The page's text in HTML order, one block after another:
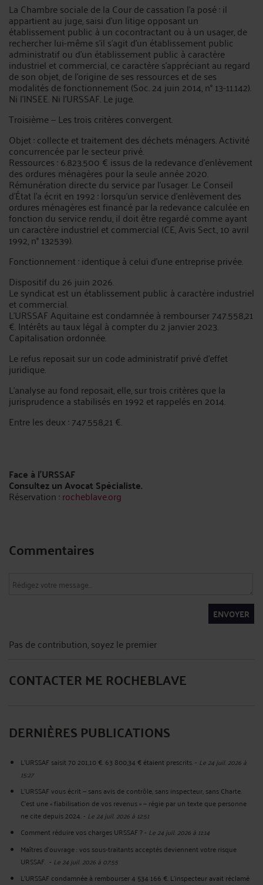
La Chambre sociale de la Cour de cassation l'a posé : il
appartient au juge, saisi d'un litige opposant un
établissement public à un cocontractant ou à un usager, de
rechercher lui-même s'il s'agit d'un établissement public
administratif ou d'un établissement public à caractère
industriel et commercial, ce caractère s'appréciant au regard
de son objet, de l'origine de ses ressources et de ses
modalités de fonctionnement (Soc. 24 juin 2014, n° 13-11.142).
Ni l'INSEE. Ni l'URSSAF. Le juge.
Troisième — Les trois critères convergent.
Objet : collecte et traitement des déchets ménagers. Activité
concurrencée par le secteur privé.
Ressources : 6.823.500 € issus de la redevance d'enlèvement
des ordures ménagères pour la seule année 2020.
Rémunération directe du service par l'usager. Le Conseil
d'État l'a écrit en 1992 : lorsqu'un service d'enlèvement des
ordures ménagères est financé par la redevance calculée en
fonction du service rendu, il doit être regardé comme ayant
un caractère industriel et commercial (CE, Avis Sect., 10 avril
1992, n° 132539).
Fonctionnement : identique à celui d'une entreprise privée.
Dispositif du 26 juin 2026.
Le syndicat est un établissement public à caractère industriel
et commercial.
L'URSSAF Aquitaine est condamnée à rembourser 747.558,21
€. Intérêts au taux légal à compter du 2 janvier 2023.
Capitalisation ordonnée.
Le refus reposait sur un code administratif privé d'effet
juridique.
L'analyse au fond reposait, elle, sur trois critères que la
jurisprudence a stabilisés en 1992 et rappelés en 2014.
Entre les deux : 747.558,21 €.
Face à l’URSSAF
Consultez un Avocat Spécialiste.
Réservation :rocheblave.org
Commentaires
ENVOYER
Pas de contribution, soyez le premier
CONTACTER ME ROCHEBLAVE
DERNIÈRES PUBLICATIONS
L'URSSAF saisit 70 201,10 €. 63 800,34 € étaient prescrits.- Le 24 juil. 2026 à
15:27
L'URSSAF vous écrit — sans avis de contrôle, sans inspecteur, sans Charte.
C'est une « fiabilisation de vos revenus » — régie par un texte que personne
ne cite depuis 2024.- Le 24 juil. 2026 à 12:51
Comment réduire vos charges URSSAF ?- Le 24 juil. 2026 à 11:14
Maîtres d'ouvrage : vos sous-traitants acceptés deviennent votre risque
URSSAF. - Le 24 juil. 2026 à 07:55
L'URSSAF condamnée à rembourser 4 534 166 €. L'inspecteur avait réclamé